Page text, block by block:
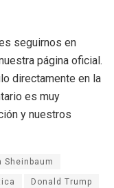
seguirnos en
página oficial.
directamente en la
es muy
y nuestros
Sheinbaum
Donald Trump